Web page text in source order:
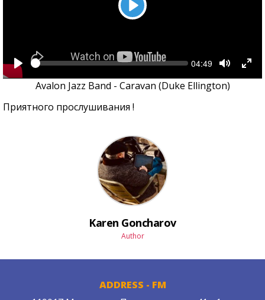
Play
Play
Seek Current
04:49
Toggle
Mute
Avalon Jazz Band - Caravan (Duke Ellington)
Приятного прослушивания !
Karen Goncharov
Author
ADDRESS - FM